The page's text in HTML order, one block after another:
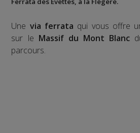
Une via ferrata qui vous offre
sur le Massif du Mont Blanc
parcours.